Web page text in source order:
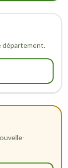
département.